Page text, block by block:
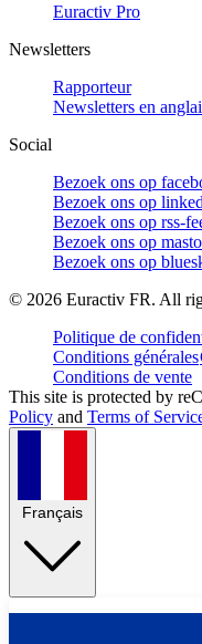
Euractiv Pro
Newsletters
Rapporteur
Newsletters en
Social
Bezoek ons op
Bezoek ons op
Bezoek ons op rss-
Bezoek ons op
Bezoek ons op
© 2026 Euractiv FR. All
Politique de
Conditions générales
Conditions de vente
This site is protected by
Policy and Terms of
Français